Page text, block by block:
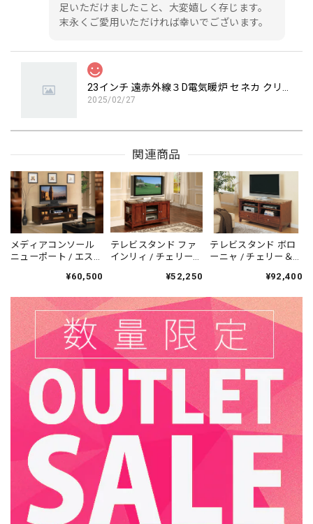
足いただけましたこと、大変嬉しく存じます。
末永くご愛用いただければ幸いでございます。
2025/02/27
イドグランデ を購入しましたが、品質とデザインの両方に
上品な雰囲気を加え、暖房機能もしっかりと機能して周囲を
暖かくしてくれます。インテリアとしても実用性としても素
晴らしい商品です。とてもおすすめです！
この度は当ショップをご利用いただき誠にあり
足いただけましたこと、大変嬉しく存じます。
末永くご愛用いただければ幸いでございます。
新居への引越しに合わせて購入させていただきました。新居
での新しい生活を豊かにしてくれるとても素敵な電気暖炉
で、夫婦で大満足しています。床暖房を使っているので、普
段は色々調整可能な炎のゆらめきを楽しみ、寒い時にだけヒ
ーターをつけています。子供が生まれたばかりなので、安全
面でも大満足です。収納量は少ないですが、飾り棚としても
木の質感をを楽しめるもので満足しています。
関連商品
メディアコンソール
ニューポート / エスプ
在庫一掃セール対象
¥60,500
テレビスタンド ファ
インリィ / チェリー＆
プ / 在庫一掃セール対
¥52,250
テレビスタンド ボロ
ーニャ / チェリー＆ブ
プ / 在庫一掃セール対
入家具 /
¥92,400